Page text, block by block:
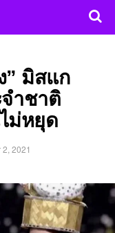
” มิสแก
ำชาติ
ม่หยุด
2021